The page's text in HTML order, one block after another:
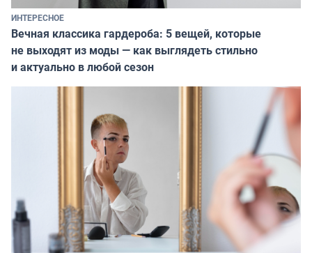
ИНТЕРЕСНОЕ
Вечная классика гардероба: 5 вещей, которые
не выходят из моды — как выглядеть стильно
и актуально в любой сезон